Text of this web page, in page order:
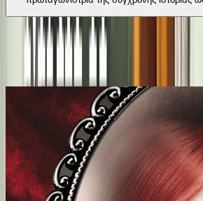
Από την ίδια σειρά